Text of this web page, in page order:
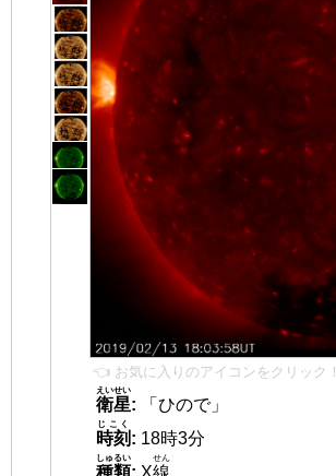
👈 お気に入りのアイコンをクリック！
衛星
えいせい
:
「ひので」
時刻
じこく
: 18時3分
種類
しゅるい
: X線
せん